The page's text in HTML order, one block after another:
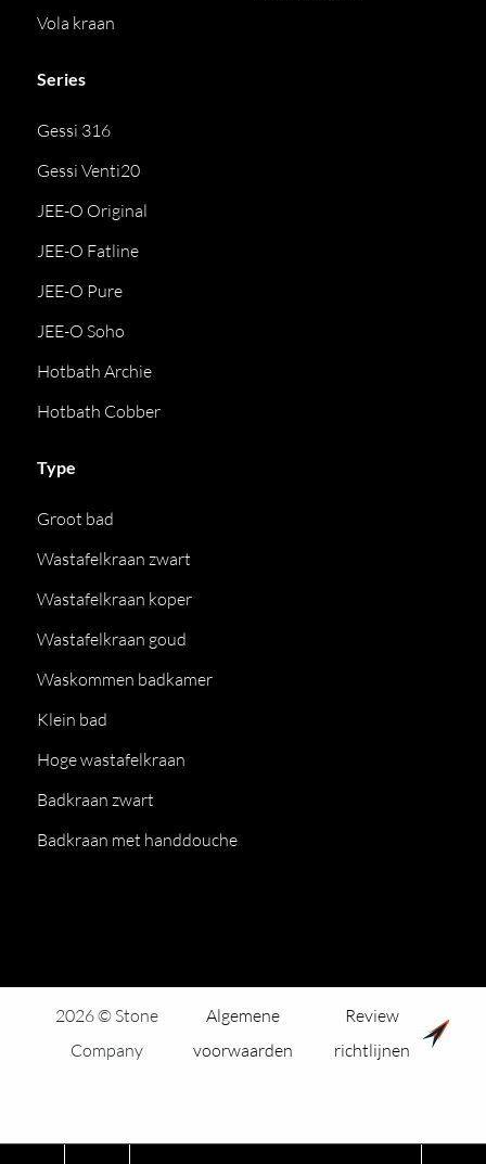
Vola kraan
Series
Gessi 316
Gessi Venti20
JEE-O Original
JEE-O Fatline
JEE-O Pure
JEE-O Soho
Hotbath Archie
Hotbath Cobber
Type
Groot bad
Wastafelkraan zwart
Wastafelkraan koper
Wastafelkraan goud
Waskommen badkamer
Klein bad
Hoge wastafelkraan
Badkraan zwart
Badkraan met handdouche
2026 © Stone
Company
Algemene
voorwaarden
Review
richtlijnen